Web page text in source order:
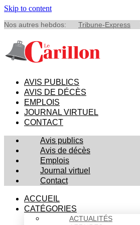
Skip to content
Nos autres hebdos: Tribune-Express
AVIS PUBLICS
AVIS DE DÉCÈS
EMPLOIS
JOURNAL VIRTUEL
CONTACT
Avis publics
Avis de décès
Emplois
Journal virtuel
Contact
ACCUEIL
CATÉGORIES
ACTUALITÉS